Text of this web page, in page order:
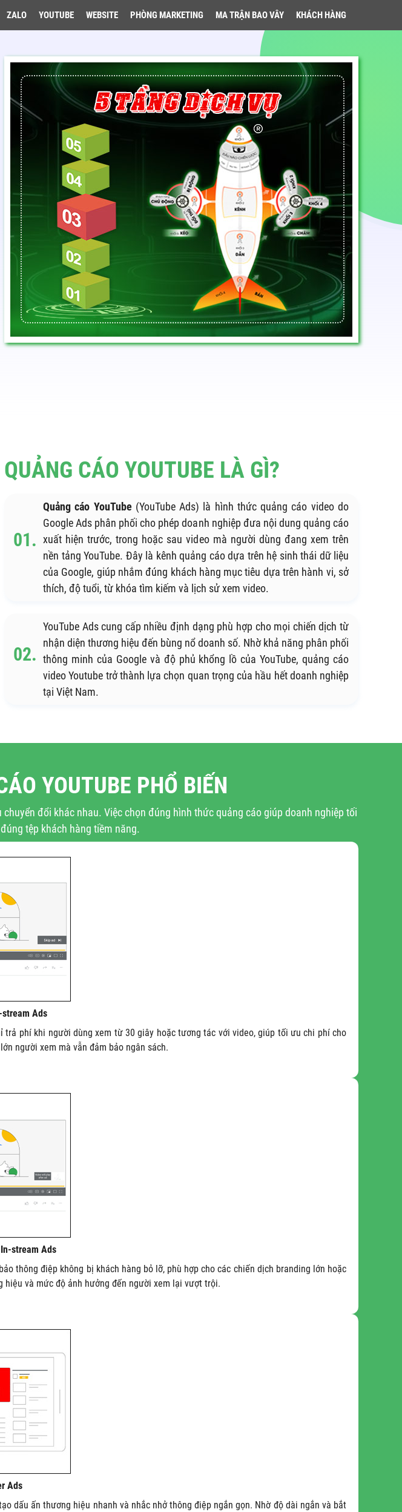
ZALO YOUTUBE WEBSITE PHÒNG MARKETING MA TRẬN BAO VÂY KHÁCH HÀNG
QUẢNG CÁO YOUTUBE LÀ GÌ?
Quảng cáo YouTube (YouTube Ads) là hình thức quảng cáo video do
Google Ads phân phối cho phép doanh nghiệp đưa nội dung quảng cáo
xuất hiện trước, trong hoặc sau video mà người dùng đang xem trên
nền tảng YouTube. Đây là kênh quảng cáo dựa trên hệ sinh thái dữ liệu
của Google, giúp nhắm đúng khách hàng mục tiêu dựa trên hành vi, sở
thích, độ tuổi, từ khóa tìm kiếm và lịch sử xem video.
YouTube Ads cung cấp nhiều định dạng phù hợp cho mọi chiến dịch từ
nhận diện thương hiệu đến bùng nổ doanh số. Nhờ khả năng phân phối
thông minh của Google và độ phủ khổng lồ của YouTube, quảng cáo
video Youtube trở thành lựa chọn quan trọng của hầu hết doanh nghiệp
tại Việt Nam.
YOUTUBE PHỔ BIẾN
đổi khác nhau. Việc chọn đúng hình thức quảng cáo giúp doanh nghiệp tối
tệp khách hàng tiềm năng.
Ads
phí khi người dùng xem từ 30 giây hoặc tương tác với video, giúp tối ưu chi phí cho
người xem mà vẫn đảm bảo ngân sách.
stream Ads
thông điệp không bị khách hàng bỏ lỡ, phù hợp cho các chiến dịch branding lớn hoặc
hiệu và mức độ ảnh hưởng đến người xem lại vượt trội.
Ads
dấu ấn thương hiệu nhanh và nhắc nhở thông điệp ngắn gọn. Nhờ độ dài ngắn và bắt